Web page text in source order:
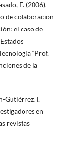
E. (2006).
de colaboración
el caso de
“Prof.
de la
Gutiérrez, I.
en
revistas